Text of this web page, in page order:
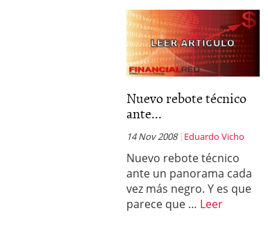
Nuevo rebote técnico
ante...
14 Nov 2008 Eduardo Vicho
Nuevo rebote técnico
ante un panorama cada
vez más negro. Y es que
parece que … Leer